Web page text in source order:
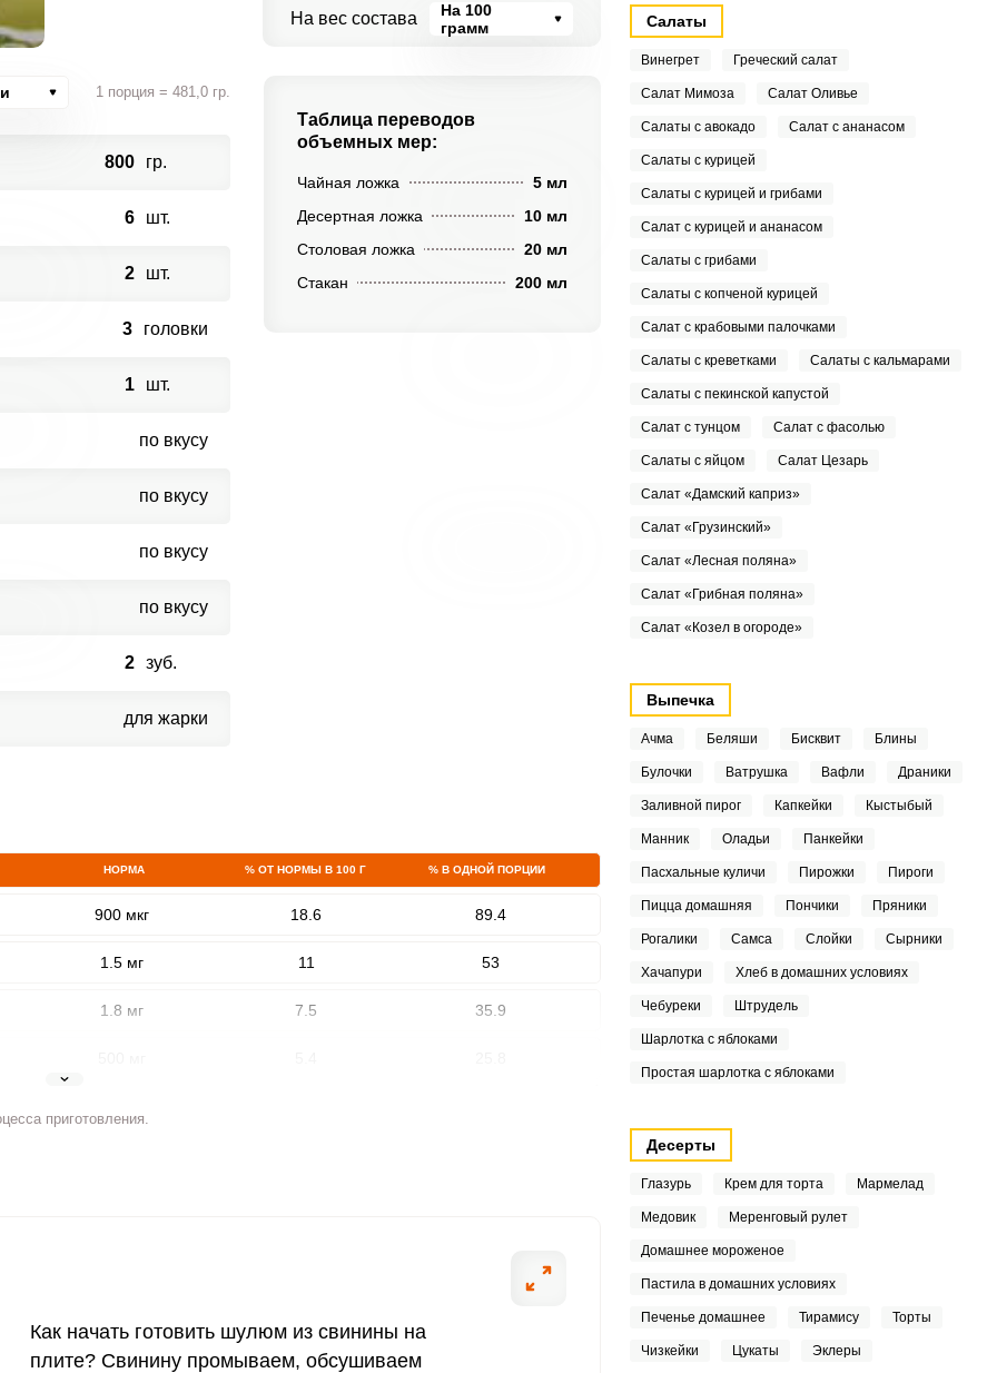
На вес состава
На 100
грамм
1 порция = 481,0 гр.
800 гр.
6 шт.
2 шт.
3 головки
1 шт.
по вкусу
по вкусу
по вкусу
по вкусу
2 зуб.
для жарки
Таблица переводов
объемных мер:
Чайная ложка
5 мл
Десертная ложка
10 мл
Столовая ложка
20 мл
Стакан
200 мл
НОРМА % ОТ НОРМЫ В 100 Г % В ОДНОЙ ПОРЦИИ
900 мкг 18.6 89.4
1.5 мг 11 53
1.8 мг 7.5 35.9
приготовления.
Как начать готовить шулюм из свинины на
плите? Свинину промываем, обсушиваем
Салаты
Винегрет Греческий салат
Салат Мимоза Салат Оливье
Салаты с авокадо Салат с ананасом
Салаты с курицей
Салаты с курицей и грибами
Салат с курицей и ананасом
Салаты с грибами
Салаты с копченой курицей
Салат с крабовыми палочками
Салаты с креветками Салаты с кальмарами
Салаты с пекинской капустой
Салат с тунцом Салат с фасолью
Салаты с яйцом Салат Цезарь
Салат «Дамский каприз»
Салат «Грузинский»
Салат «Лесная поляна»
Салат «Грибная поляна»
Салат «Козел в огороде»
Выпечка
Ачма Беляши Бисквит Блины
Булочки Ватрушка Вафли Драники
Заливной пирог Капкейки Кыстыбый
Манник Оладьи Панкейки
Пасхальные куличи Пирожки Пироги
Пицца домашняя Пончики Пряники
Рогалики Самса Слойки Сырники
Хачапури Хлеб в домашних условиях
Чебуреки Штрудель
Шарлотка с яблоками
Простая шарлотка с яблоками
Десерты
Глазурь Крем для торта Мармелад
Медовик Меренговый рулет
Домашнее мороженое
Пастила в домашних условиях
Печенье домашнее Тирамису Торты
Чизкейки Цукаты Эклеры
ВХОД НА САЙТ
ШАГ
2 ИЗ 10